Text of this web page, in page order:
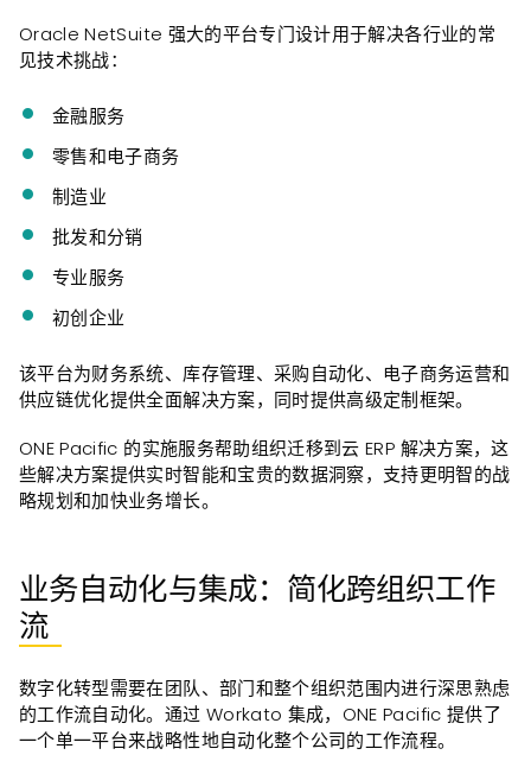
Oracle NetSuite 强大的平台专门设计用于解决各行业的常
见技术挑战：
金融服务
零售和电子商务
制造业
批发和分销
专业服务
初创企业
该平台为财务系统、库存管理、采购自动化、电子商务运营和
供应链优化提供全面解决方案，同时提供高级定制框架。
ONE Pacific 的实施服务帮助组织迁移到云 ERP 解决方案，这
些解决方案提供实时智能和宝贵的数据洞察，支持更明智的战
略规划和加快业务增长。
业务自动化与集成：简化跨组织工作
流
数字化转型需要在团队、部门和整个组织范围内进行深思熟虑
的工作流自动化。通过 Workato 集成，ONE Pacific 提供了
一个单一平台来战略性地自动化整个公司的工作流程。